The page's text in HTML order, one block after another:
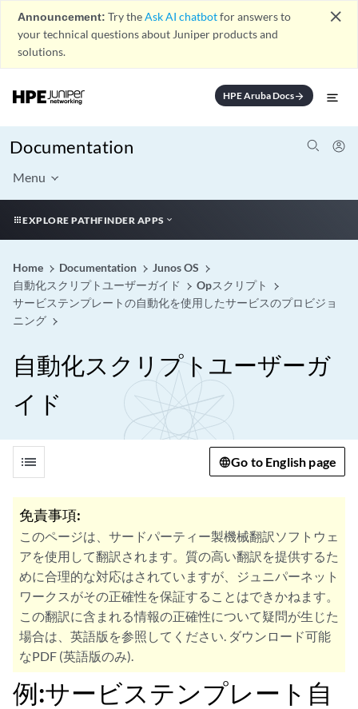
Announcement: Try theAsk AI chatbotfor answers to
your technical questions about Juniper products and
solutions.
close
HPE Aruba Docsarrow_forward
Documentation
Menu
EXPLORE PATHFINDER APPS
Home Documentation
Junos OS
自動化スクリプトユーザーガイド
Opスクリプト
サービステンプレートの自動化を使用したサービスのプロビジョ
ニング
自動化スクリプトユーザーガ
イド
list Go to English page
免責事項:
このページは、サードパーティー製機械翻訳ソフトウェ
アを使用して翻訳されます。質の高い翻訳を提供するた
めに合理的な対応はされていますが、ジュニパーネット
ワークスがその正確性を保証することはできかねます。
この翻訳に含まれる情報の正確性について疑問が生じた
場合は、英語版を参照してください. ダウンロード可能
なPDF (英語版のみ).
例:サービステンプレート自